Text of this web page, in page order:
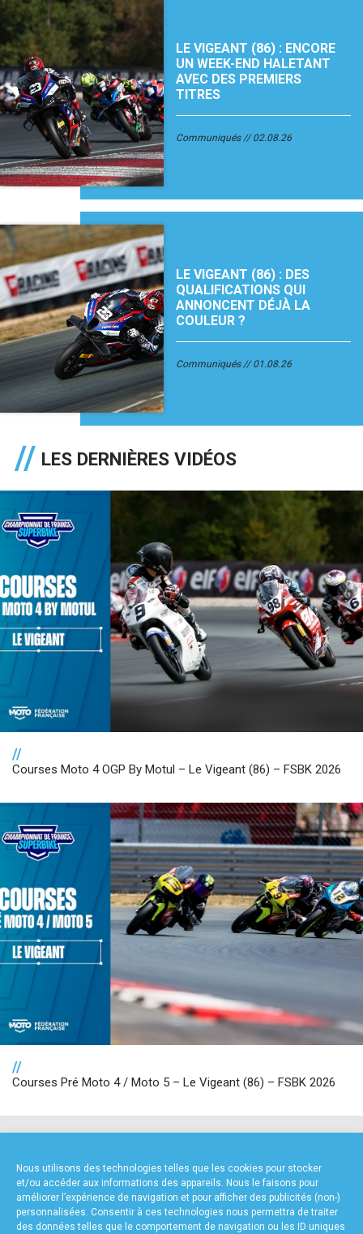
Nous utilisons des technologies telles que les cookies pour stocker
et/ou accéder aux informations des appareils. Nous le faisons pour
améliorer l’expérience de navigation et pour afficher des publicités (non-)
personnalisées. Consentir à ces technologies nous permettra de traiter
des données telles que le comportement de navigation ou les ID uniques
LE VIGEANT (86) : ENCORE
UN WEEK-END HALETANT
AVEC DES PREMIERS
TITRES
Communiqués 02.08.26
LE VIGEANT (86) : DES
QUALIFICATIONS QUI
ANNONCENT DÉJÀ LA
COULEUR ?
Communiqués 01.08.26
LES DERNIÈRES VIDÉOS
//
Courses Moto 4 OGP By Motul – Le Vigeant (86) – FSBK 2026
//
Courses Pré Moto 4 / Moto 5 – Le Vigeant (86) – FSBK 2026